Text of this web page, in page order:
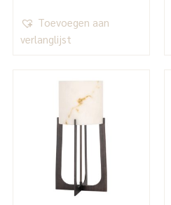
Toevoegen aan
verlanglijst